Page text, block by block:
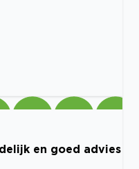
en goed advies